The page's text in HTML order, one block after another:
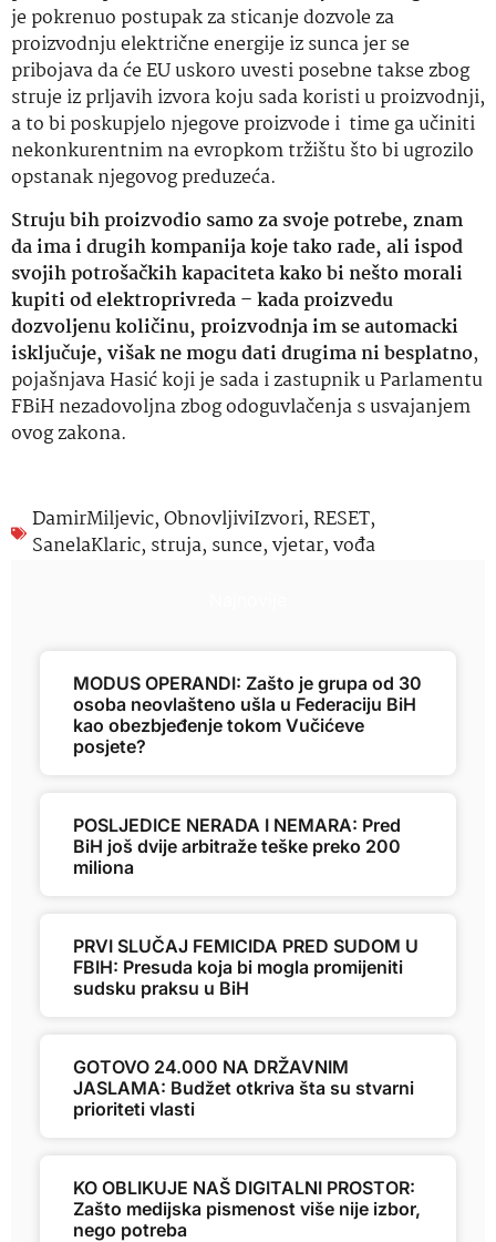
je pokrenuo postupak za sticanje dozvole za
proizvodnju električne energije iz sunca jer se
pribojava da će EU uskoro uvesti posebne takse zbog
struje iz prljavih izvora koju sada koristi u proizvodnji,
a to bi poskupjelo njegove proizvode i time ga učiniti
nekonkurentnim na evropkom tržištu što bi ugrozilo
opstanak njegovog preduzeća.
Struju bih proizvodio samo za svoje potrebe, znam
da ima i drugih kompanija koje tako rade, ali ispod
svojih potrošačkih kapaciteta kako bi nešto morali
kupiti od elektroprivreda – kada proizvedu
dozvoljenu količinu, proizvodnja im se automacki
isključuje, višak ne mogu dati drugima ni besplatno,
pojašnjava Hasić koji je sada i zastupnik u Parlamentu
FBiH nezadovoljna zbog odoguvlačenja s usvajanjem
ovog zakona.
DamirMiljevic,ObnovljiviIzvori,RESET,
SanelaKlaric, struja, sunce,vjetar,vođa
MODUS OPERANDI: Zašto je grupa od 30
osoba neovlašteno ušla u Federaciju BiH
kao obezbjeđenje tokom Vučićeve
posjete?
POSLJEDICE NERADA I NEMARA: Pred
BiH još dvije arbitraže teške preko 200
miliona
PRVI SLUČAJ FEMICIDA PRED SUDOM U
FBIH: Presuda koja bi mogla promijeniti
sudsku praksu u BiH
GOTOVO 24.000 NA DRŽAVNIM
JASLAMA: Budžet otkriva šta su stvarni
prioriteti vlasti
KO OBLIKUJE NAŠ DIGITALNI PROSTOR:
Zašto medijska pismenost više nije izbor,
nego potreba